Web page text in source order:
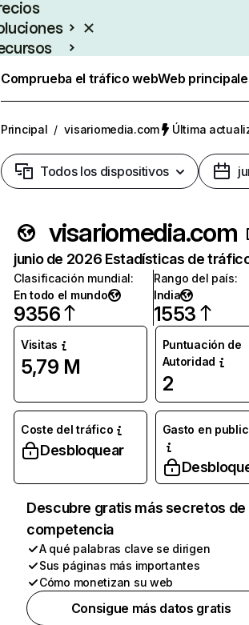
Comprueba el tráfico webWeb
Principal / visariomedia.com Última
Todos los dispositivos
visariomedia.com
junio de 2026 Estadísticas de
Clasificación mundial:
En todo el mundo
9356
Rango del país:
India
1553
Visitas
5,79 M
Puntuación de
Autoridad
2
Coste del tráfico
Desbloquear
Gasto en
Descubre gratis más secretos de
competencia
A qué palabras clave se dirigen
Sus páginas más importantes
Cómo monetizan su web
Consigue más datos gratis